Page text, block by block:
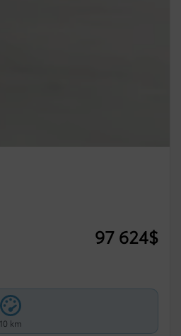
97 624$
10 km